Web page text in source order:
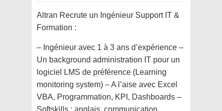
Altran Recrute un Ingénieur Support IT &
Formation :
– Ingénieur avec 1 à 3 ans d’expérience –
Un background administration IT pour un
logiciel LMS de préférence (Learning
monitoring system) – A l’aise avec Excel
VBA, Programmation, KPI, Dashboards –